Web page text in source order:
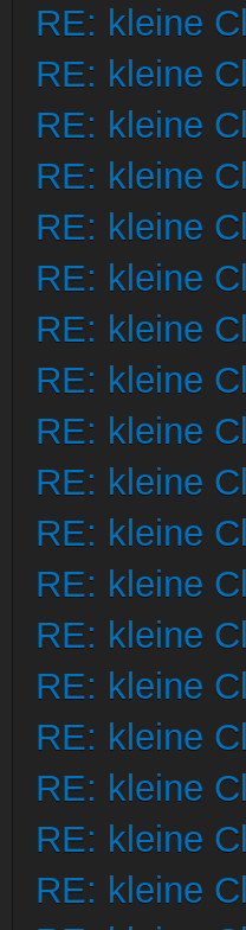
RE: kleine
RE: kleine
RE: kleine
RE: kleine
RE: kleine
RE: kleine
RE: kleine
RE: kleine
RE: kleine
RE: kleine
RE: kleine
RE: kleine
RE: kleine
RE: kleine
RE: kleine
RE: kleine
RE: kleine
RE: kleine